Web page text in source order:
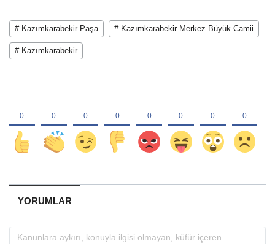
# Kazımkarabekir Paşa # Kazımkarabekir Merkez Büyük Camii
# Kazımkarabekir
YORUMLAR